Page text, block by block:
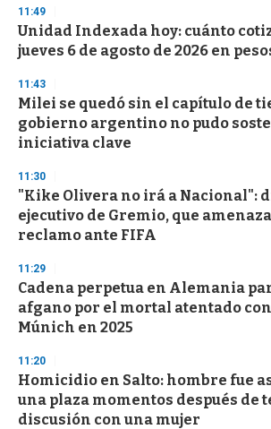
s
e
c
o
d
s
11:49
Unidad Indexada hoy: cuánto
jueves 6 de agosto de 2026 en
11:43
Milei se quedó sin el capítulo de
gobierno argentino no pudo
iniciativa clave
11:30
"Kike Olivera no irá a Nacional":
ejecutivo de Gremio, que
reclamo ante FIFA
11:29
Cadena perpetua en Alemania
afgano por el mortal atentado
Múnich en 2025
11:20
Homicidio en Salto: hombre fue
una plaza momentos después de
discusión con una mujer